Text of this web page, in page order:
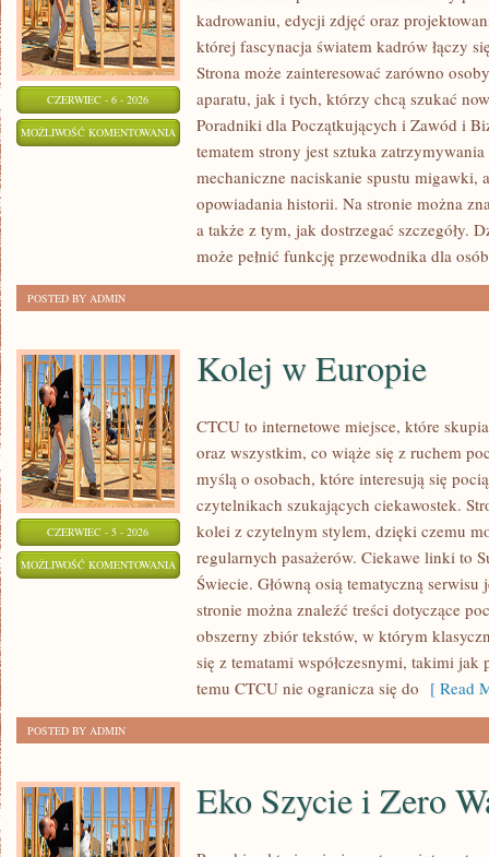
CZERWIEC - 6 - 2026
MOŻLIWOŚĆ KOMENTOWANIA EDYCJA
POSTPRODUKCJA
kadrowaniu, edycji zdjęć oraz
której fascynacja światem kadrów łączy
Strona może zainteresować zarówno
aparatu, jak i tych, którzy chcą szukać
Poradniki dla Początkujących i Zawód i
tematem strony jest sztuka
mechaniczne naciskanie spustu migawki,
opowiadania historii. Na stronie można
a także z tym, jak dostrzegać szczegóły.
może pełnić funkcję przewodnika dla
POSTED BY ADMIN
CZERWIEC - 5 - 2026
MOŻLIWOŚĆ KOMENTOWANIA KOLEJ
EUROPIE
Kolej w Europie
CTCU to internetowe miejsce, które
oraz wszystkim, co wiąże się z ruchem
myślą o osobach, które interesują się
czytelnikach szukających ciekawostek.
kolei z czytelnym stylem, dzięki czemu
regularnych pasażerów. Ciekawe linki to
Świecie. Główną osią tematyczną
stronie można znaleźć treści dotyczące
obszerny zbiór tekstów, w którym
się z tematami współczesnymi, takimi
temu CTCU nie ogranicza się do [ Read
POSTED BY ADMIN
Eko Szycie i Zero